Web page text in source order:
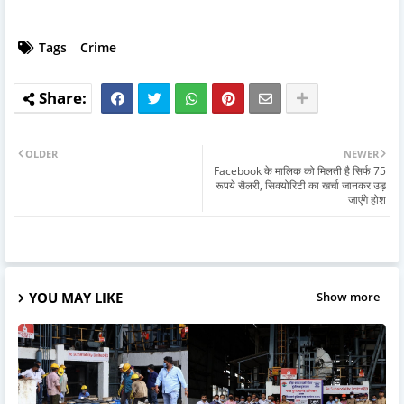
Tags Crime
NEWER
Facebook के मालिक को मिलती है सिर्फ 75
रूपये सैलरी, सिक्योरिटी का खर्चा जानकर उड़
जाएंगे होश
OLDER
YOU MAY LIKE Show more